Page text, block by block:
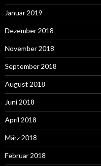
Januar 2019
Dezember 2018
November 2018
September 2018
August 2018
Juni 2018
April 2018
März 2018
Februar 2018